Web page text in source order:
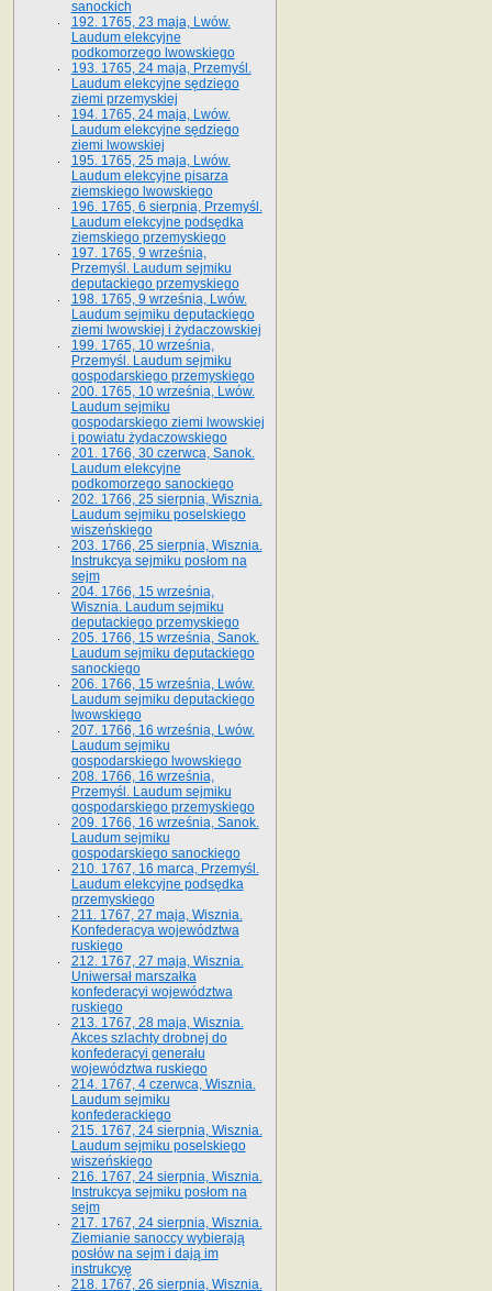
sanockich
192. 1765, 23 maja, Lwów.
Laudum elekcyjne
podkomorzego lwowskiego
193. 1765, 24 maja, Przemyśl.
Laudum elekcyjne sędziego
ziemi przemyskiej
194. 1765, 24 maja, Lwów.
Laudum elekcyjne sędziego
ziemi lwowskiej
195. 1765, 25 maja, Lwów.
Laudum elekcyjne pisarza
ziemskiego lwowskiego
196. 1765, 6 sierpnia, Przemyśl.
Laudum elekcyjne podsędka
ziemskiego przemyskiego
197. 1765, 9 września,
Przemyśl. Laudum sejmiku
deputackiego przemyskiego
198. 1765, 9 września, Lwów.
Laudum sejmiku deputackiego
ziemi lwowskiej i żydaczowskiej
199. 1765, 10 września,
Przemyśl. Laudum sejmiku
gospodarskiego przemyskiego
200. 1765, 10 września, Lwów.
Laudum sejmiku
gospodarskiego ziemi lwowskiej
i powiatu żydaczowskiego
201. 1766, 30 czerwca, Sanok.
Laudum elekcyjne
podkomorzego sanockiego
202. 1766, 25 sierpnia, Wisznia.
Laudum sejmiku poselskiego
wiszeńskiego
203. 1766, 25 sierpnia, Wisznia.
Instrukcya sejmiku posłom na
sejm
204. 1766, 15 września,
Wisznia. Laudum sejmiku
deputackiego przemyskiego
205. 1766, 15 września, Sanok.
Laudum sejmiku deputackiego
sanockiego
206. 1766, 15 września, Lwów.
Laudum sejmiku deputackiego
lwowskiego
207. 1766, 16 września, Lwów.
Laudum sejmiku
gospodarskiego lwowskiego
208. 1766, 16 września,
Przemyśl. Laudum sejmiku
gospodarskiego przemyskiego
209. 1766, 16 września, Sanok.
Laudum sejmiku
gospodarskiego sanockiego
210. 1767, 16 marca, Przemyśl.
Laudum elekcyjne podsędka
przemyskiego
211. 1767, 27 maja, Wisznia.
Konfederacya województwa
ruskiego
212. 1767, 27 maja, Wisznia.
Uniwersał marszałka
konfederacyi województwa
ruskiego
213. 1767, 28 maja, Wisznia.
Akces szlachty drobnej do
konfederacyi generału
województwa ruskiego
214. 1767, 4 czerwca, Wisznia.
Laudum sejmiku
konfederackiego
215. 1767, 24 sierpnia, Wisznia.
Laudum sejmiku poselskiego
wiszeńskiego
216. 1767, 24 sierpnia, Wisznia.
Instrukcya sejmiku posłom na
sejm
217. 1767, 24 sierpnia, Wisznia.
Ziemianie sanoccy wybierają
posłów na sejm i dają im
instrukcyę
218. 1767, 26 sierpnia, Wisznia.